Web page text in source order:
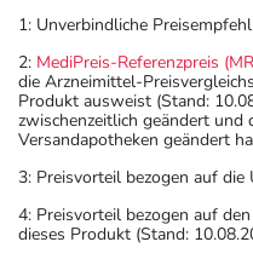
1: Unverbindliche
2: MediPreis-Referenzpreis
die Arzneimittel-
Produkt ausweist (Stand:
zwischenzeitlich geändert und
Versandapotheken geändert
3: Preisvorteil bezogen auf
4: Preisvorteil bezogen auf
dieses Produkt (Stand: